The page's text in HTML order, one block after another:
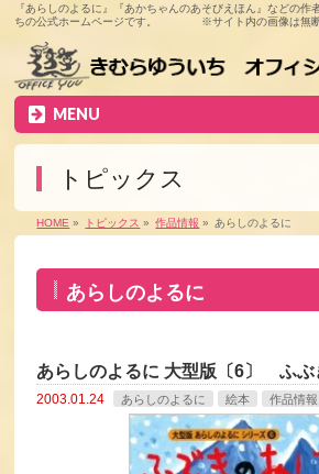
『あらしのよるに』『あかちゃんのあそびえほん』などの
ちの公式ホームページです。 ※サイト内の画像は無断
MENU
トピックス
HOME » トピックス » 作品情報 » あらしのよるに
あらしのよるに
あらしのよるに 大型版〔6〕 ふぶ
2003.01.24 あらしのよるに 絵本 作品情報